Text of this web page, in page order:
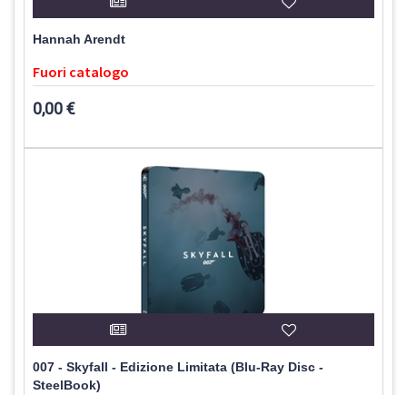
Hannah Arendt
Fuori catalogo
0,00 €
007 - Skyfall - Edizione Limitata (Blu-Ray Disc -
SteelBook)